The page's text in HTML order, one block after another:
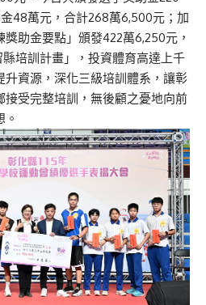
48萬元，合計268萬6,500元；加
獎助金要點」頒發422萬6,250元，
培訓計畫」，投資體育高達上千
升資源，深化三級培訓體系，讓彰
受完整培訓，無後顧之憂地向前